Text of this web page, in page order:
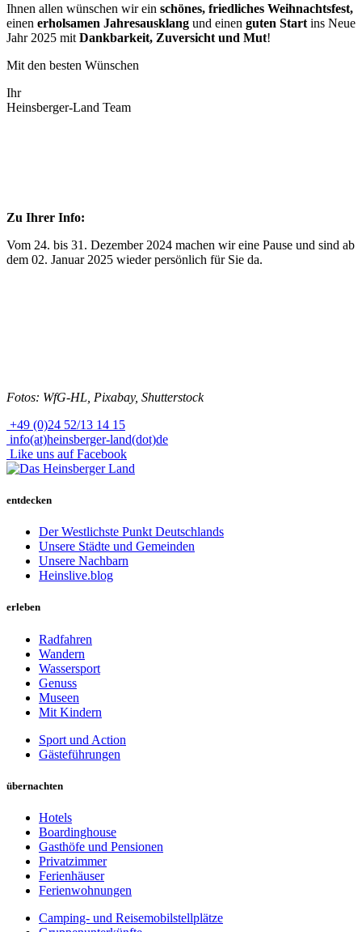
Ihnen allen wünschen wir ein schönes, friedliches Weihnachtsfest,
einen erholsamen Jahresausklang und einen guten Start ins Neue
Jahr 2025 mit Dankbarkeit, Zuversicht und Mut!
Mit den besten Wünschen
Ihr
Heinsberger-Land Team
Zu Ihrer Info:
Vom 24. bis 31. Dezember 2024 machen wir eine Pause und sind ab
dem 02. Januar 2025 wieder persönlich für Sie da.
Fotos: WfG-HL, Pixabay, Shutterstock
+49 (0)24 52/13 14 15
info(at)heinsberger-land(dot)de
Like uns auf Facebook
entdecken
Der Westlichste Punkt Deutschlands
Unsere Städte und Gemeinden
Unsere Nachbarn
Heinslive.blog
erleben
Radfahren
Wandern
Wassersport
Genuss
Museen
Mit Kindern
Sport und Action
Gästeführungen
übernachten
Hotels
Boardinghouse
Gasthöfe und Pensionen
Privatzimmer
Ferienhäuser
Ferienwohnungen
Camping- und Reisemobilstellplätze